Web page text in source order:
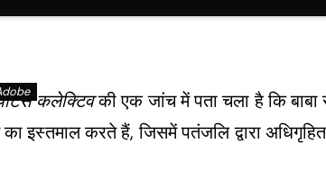
कलेक्टिवकी एक जांच में पता चला है कि
इस्तमाल करते हैं, जिसमें पतंजलि द्वारा